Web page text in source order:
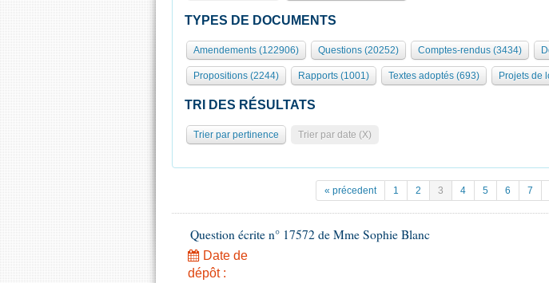
TYPES DE DOCUMENTS
Amendements (122906) Questions (20252) Comptes-rendus (3434)
Propositions (2244) Rapports (1001) Textes adoptés (693) Projets de
TRI DES RÉSULTATS
Trier par pertinence Trier par date (X)
« précedent 1 2 3 4 5 6 7
Question écrite n° 17572 de Mme Sophie Blanc
Date de
dépôt :